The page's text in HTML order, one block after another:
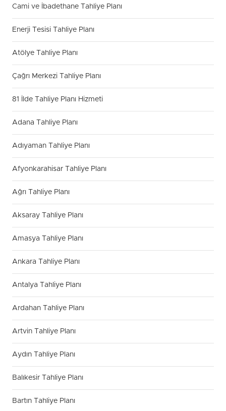
Cami ve İbadethane Tahliye Planı
Enerji Tesisi Tahliye Planı
Atölye Tahliye Planı
Çağrı Merkezi Tahliye Planı
81 İlde Tahliye Planı Hizmeti
Adana Tahliye Planı
Adıyaman Tahliye Planı
Afyonkarahisar Tahliye Planı
Ağrı Tahliye Planı
Aksaray Tahliye Planı
Amasya Tahliye Planı
Ankara Tahliye Planı
Antalya Tahliye Planı
Ardahan Tahliye Planı
Artvin Tahliye Planı
Aydın Tahliye Planı
Balıkesir Tahliye Planı
Bartın Tahliye Planı